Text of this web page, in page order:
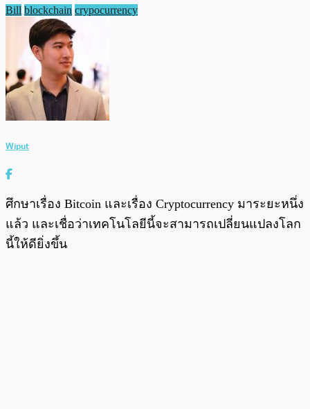
Bill blockchain crypocurrency
Wiput
ศึกษาเรื่อง Bitcoin และเรื่อง Cryptocurrency มาระยะหนึ่ง
แล้ว และเชื่อว่าเทคโนโลยีนี้จะสามารถเปลี่ยนแปลงโลก
นี้ให้ดียิ่งขึ้น